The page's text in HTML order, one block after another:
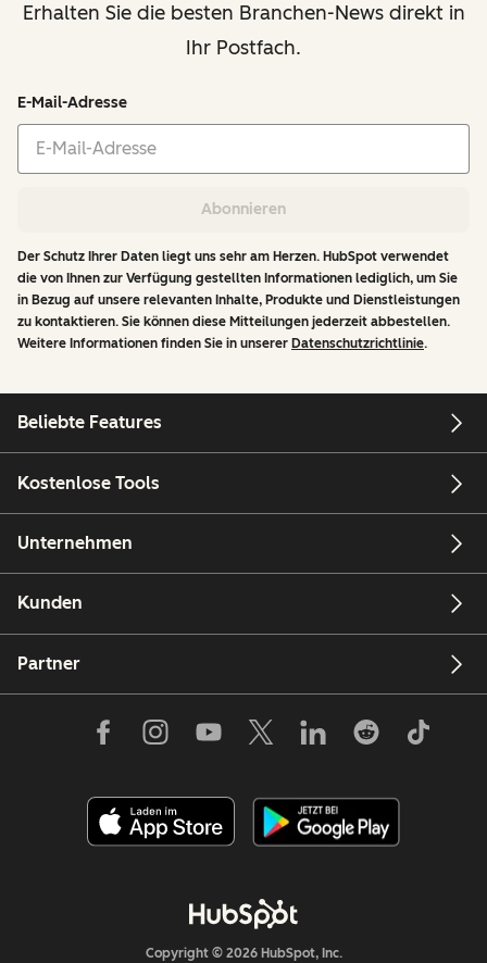
Erhalten Sie die besten Branchen-News direkt in
Ihr Postfach.
E-Mail-Adresse
Abonnieren
Der Schutz Ihrer Daten liegt uns sehr am Herzen. HubSpot verwendet
die von Ihnen zur Verfügung gestellten Informationen lediglich, um Sie
in Bezug auf unsere relevanten Inhalte, Produkte und Dienstleistungen
zu kontaktieren. Sie können diese Mitteilungen jederzeit abbestellen.
Weitere Informationen finden Sie in unserer Datenschutzrichtlinie.
Beliebte Features
Kostenlose Tools
Unternehmen
Kunden
Partner
Copyright © 2026 HubSpot, Inc.